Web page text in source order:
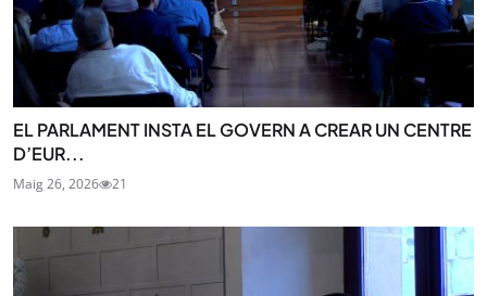
EL PARLAMENT INSTA EL GOVERN A CREAR UN CENTRE
D’EUR...
Maig 26, 2026 21